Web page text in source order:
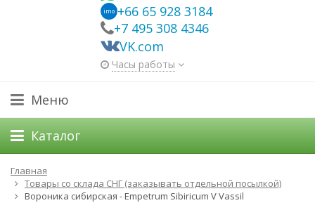
imo +66 65 928 3184
+7 495 308 4346
VK.com
Часы работы
Меню
Каталог
Главная
Товары со склада СНГ (заказывать отдельной посылкой)
Вороника сибирская - Empetrum Sibiricum V Vassil